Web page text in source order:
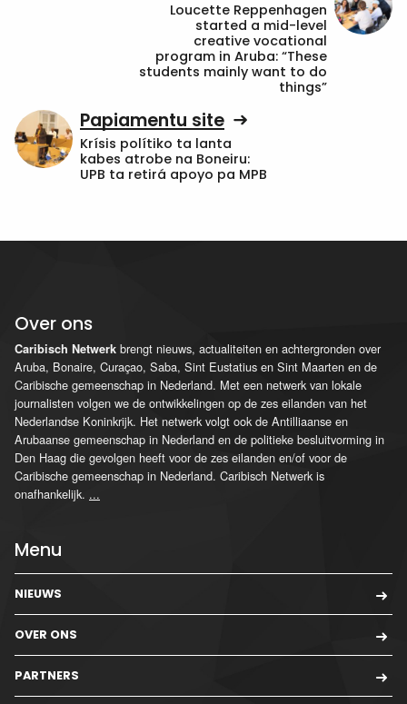
Loucette Reppenhagen
started a mid-level
creative vocational
program in Aruba: “These
students mainly want to do
things”
Papiamentu site
Krísis polítiko ta lanta
kabes atrobe na Boneiru:
UPB ta retirá apoyo pa MPB
Over ons
Caribisch Netwerk brengt nieuws, actualiteiten en achtergronden over
Aruba, Bonaire, Curaçao, Saba, Sint Eustatius en Sint Maarten en de
Caribische gemeenschap in Nederland. Met een netwerk van lokale
journalisten volgen we de ontwikkelingen op de zes eilanden van het
Nederlandse Koninkrijk. Het netwerk volgt ook de Antilliaanse en
Arubaanse gemeenschap in Nederland en de politieke besluitvorming in
Den Haag die gevolgen heeft voor de zes eilanden en/of voor de
Caribische gemeenschap in Nederland. Caribisch Netwerk is
onafhankelijk. ...
Menu
NIEUWS
OVER ONS
PARTNERS